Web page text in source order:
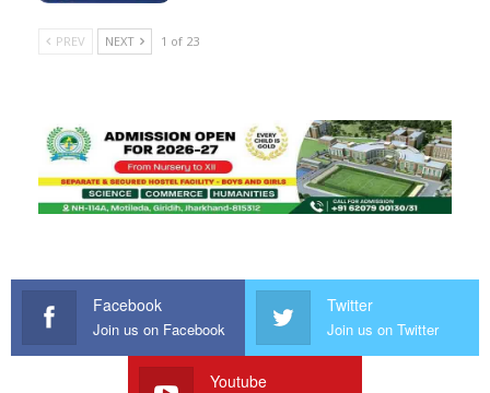
PREV NEXT 1 of 23
Facebook
Join us on Facebook
Twitter
Join us on Twitter
Youtube